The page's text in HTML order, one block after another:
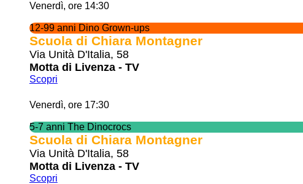
Venerdì, ore 14:30
12-99 anni Dino Grown-ups
Scuola di Chiara Montagner
Via Unità D'Italia, 58
Motta di Livenza - TV
Scopri
Venerdì, ore 17:30
5-7 anni The Dinocrocs
Scuola di Chiara Montagner
Via Unità D'Italia, 58
Motta di Livenza - TV
Scopri